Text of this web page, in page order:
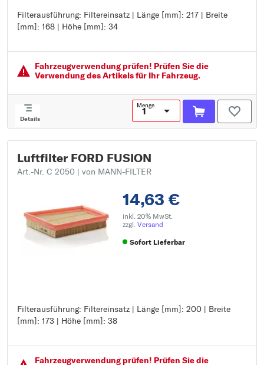
Filterausführung: Filtereinsatz | Länge [mm]: 217 | Breite
[mm]: 168 | Höhe [mm]: 34
Filterausführung: Filtereinsatz
Länge [mm]: 217
Höhe [mm]: 34
Fahrzeugver­wendung prüfen! Prüfen Sie die
Verwendung des Artikels für Ihr Fahrzeug.
Details
Menge
Luftfilter FORD FUSION
Art.-Nr. C 2050 | von MANN-FILTER
14,63 €
inkl. 20% MwSt.
zzgl. Versand
Sofort Lieferbar
Filterausführung: Filtereinsatz | Länge [mm]: 200 | Breite
[mm]: 173 | Höhe [mm]: 38
Filterausführung: Filtereinsatz
Länge [mm]: 200
Höhe [mm]: 38
Fahrzeugver­wendung prüfen! Prüfen Sie die